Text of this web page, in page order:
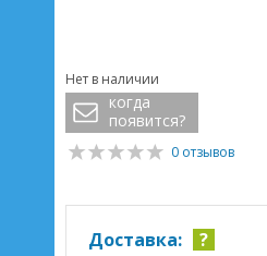
Нет в наличии
когда
появится?
0 отзывов
Доставка: ?